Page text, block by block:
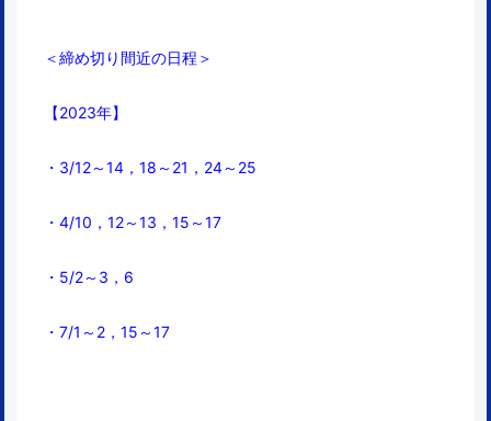
＜締め切り間近の日程＞
【2023年】
・3/12～14，18～21，24～25
・4/10，12～13，15～17
・5/2～3，6
・7/1～2，15～17